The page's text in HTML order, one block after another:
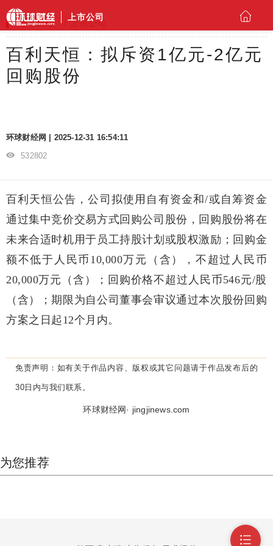
上市公司
环球财经 上市公司
百利天恒：拟斥资1亿元-2亿元
回购股份
环球财经网 | 2025-12-31 16:54:11
532802
百利天恒公告，公司拟使用自有资金和/或自筹资金
通过集中竞价交易方式回购公司股份，回购股份将在
未来合适时机用于员工持股计划或股权激励；回购金
额不低于人民币10,000万元（含），不超过人民币
20,000万元（含）；回购价格不超过人民币546元/股
（含）；期限为自公司董事会审议通过本次股份回购
方案之日起12个月内。
免责声明： 如有关于作品内容、版权或其它问题请于作品发布后的
30日内与我们联系。
环球财经网· jingjinews.com
为您推荐